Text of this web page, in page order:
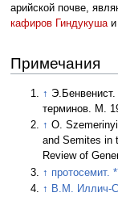
арийской почве,
кафиров Гиндукушаи
Примечания
↑
терминов. М.
↑ O.
and Semites in
Review of
↑ протосемит.
↑ В.М. Иллич-